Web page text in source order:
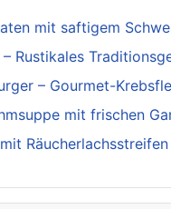
mit saftigem
Rustikales
– Gourmet-
mit frischen